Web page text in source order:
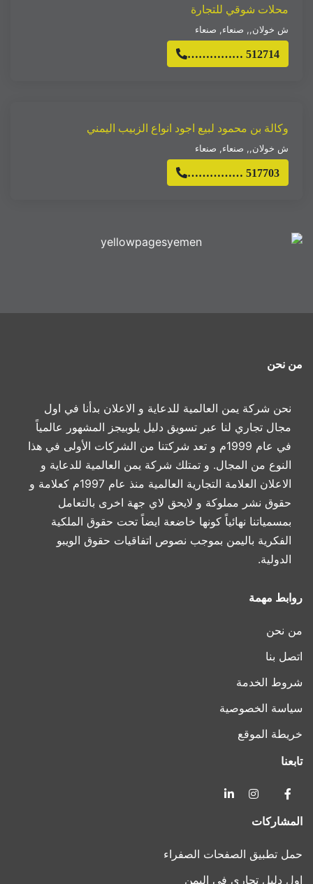
محلات شوقي للتجارة
ش خولان,, صنعاء, صنعاء
…………… 512714
وكالة بن محمود لبيع اجود انواع الزبيب اليمني
ش خولان,, صنعاء, صنعاء
…………… 517703
من نحن
نحن شركة يمن العالمية للدعاية و الاعلان بدأنا في اول
مجال تجاري لنا عبر تسويق دليل يلوبيجز المشهور عالمياً
في عام 1999م و تعد شركتنا من الشركات الأولى في هذا
النوع من المجال. و تمتلك شركة يمن العالمية للدعاية و
الاعلان العلامة التجارية العالمية منذ عام 1997م كعلامة و
حقوق نشر مملوكة و لايحق لاي جهة اخرى بالتعامل
بمسمياتنا نهائياً كونها خاضعة ايضاً تحت حقوق الملكية
الفكرية باليمن بموجب نصوص اتفاقيات حقوق الويبو
الدولية.
روابط مهمة
من نحن
اتصل بنا
شروط الخدمة
سياسة الخصوصية
خريطة الموقع
تابعنا
المشاركات
حمل تطبيق الصفحات الصفراء
اول دليل تجاري في اليمن